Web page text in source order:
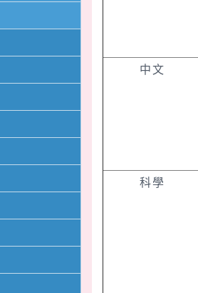
中文
科學